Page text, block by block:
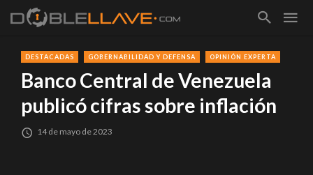
DESTACADAS GOBERNABILIDAD Y DEFENSA OPINIÓN EXPERTA
Banco Central de Venezuela
publicó cifras sobre inflación
14 de mayo de 2023